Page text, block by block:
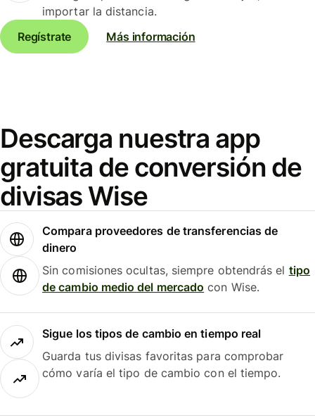
importar la distancia.
Regístrate
Más información
Descarga nuestra app
gratuita de conversión de
divisas Wise
Compara proveedores de transferencias de
dinero
Sin comisiones ocultas, siempre obtendrás el tipo
de cambio medio del mercado con Wise.
Sigue los tipos de cambio en tiempo real
Guarda tus divisas favoritas para comprobar
cómo varía el tipo de cambio con el tiempo.